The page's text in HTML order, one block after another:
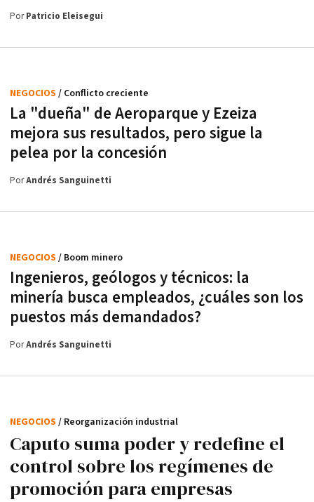
PorPatricio Eleisegui
La "dueña" de Aeroparque y Ezeiza
mejora sus resultados, pero sigue la
pelea por la concesión
NEGOCIOS / Conflicto creciente
PorAndrés Sanguinetti
Ingenieros, geólogos y técnicos: la
minería busca empleados, ¿cuáles son los
puestos más demandados?
NEGOCIOS / Boom minero
PorAndrés Sanguinetti
Caputo suma poder y redefine el
control sobre los regímenes de
promoción para empresas
NEGOCIOS / Reorganización industrial